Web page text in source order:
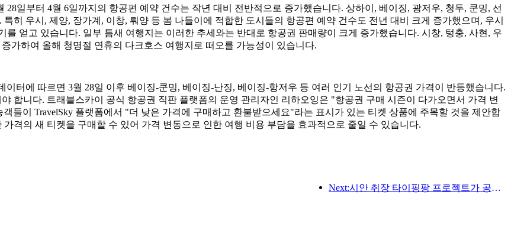
28일부터 4월 6일까지의 항공편 예약 건수는 작년 대비 전반적으로 증가했습니다. 상하이, 베이징, 광저우, 청두, 쿤밍, 선
히 우시, 제양, 장가계, 이창, 뤄양 등 봄 나들이에 적합한 도시들의 항공편 예약 건수도 전년 대비 크게 증가했으며, 우시
얻고 있습니다. 일부 틈새 여행지는 이러한 추세와는 반대로 항공권 판매량이 크게 증가했습니다. 시창, 텅충, 사현, 우
가하여 올해 청명절 연휴의 다크호스 여행지로 떠오를 가능성이 있습니다.
터에 따르면 3월 28일 이후 베이징-쿤밍, 베이징-난징, 베이징-항저우 등 여러 인기 노선의 항공권 가격이 반등했습니다.
합니다. 트래블스카이 공식 항공권 직판 플랫폼의 운영 관리자인 리하오잉은 "항공권 구매 시즌이 다가오면서 가격 변
들이 TravelSky 플랫폼에서 "더 낮은 가격에 구매하고 환불받으세요"라는 표시가 있는 티켓 상품에 주목할 것을 제안합
격의 새 티켓을 구매할 수 있어 가격 변동으로 인한 여행 비용 부담을 효과적으로 줄일 수 있습니다.
Next:시안 취장 타이핑팡 프로젝트가 공식적으로 착공했으며, 총 건축 면적은 13만 7천 제곱미터입니다.